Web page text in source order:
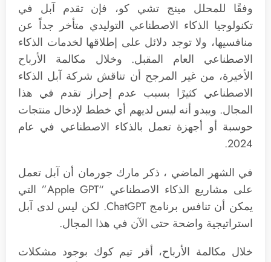
وفقًا للمحلل مينج تشي كو، فإن تقدم آبل في
تكنولوجيا الذكاء الاصطناعي التوليدي متأخر جداً عن
منافسيها، ولا توجد دلائل على إطلاقها لخدمات الذكاء
الاصطناعي العام المقبل. وخلال مكالمة الأرباح
الأخيرة، من غير المرجح أن تناقش شركة آبل الذكاء
الاصطناعي كثيرًا بسبب عدم إحراز تقدم في هذا
المجال. ويبدو أنه ليس لديهم أي خطط لإدخال منتجات
حوسبة أو أجهزة تعمل بالذكاء الاصطناعي في عام
2024.
في الشهر الماضي ، ذكر مارك جورمان أن آبل تعمل
على مشاريع الذكاء الاصطناعي “Apple GPT” التي
يمكن أن تنافس برنامج ChatGPT. لكن ليس لدى آبل
استراتيجية واضحة حتى الآن في هذا المجال.
خلال مكالمة الأرباح، أقر تيم كوك بوجود مشكلات